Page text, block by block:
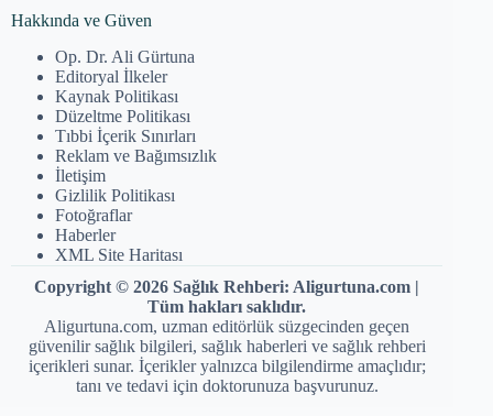
Hakkında ve Güven
Op. Dr. Ali Gürtuna
Editoryal İlkeler
Kaynak Politikası
Düzeltme Politikası
Tıbbi İçerik Sınırları
Reklam ve Bağımsızlık
İletişim
Gizlilik Politikası
Fotoğraflar
Haberler
XML Site Haritası
Copyright © 2026 Sağlık Rehberi: Aligurtuna.com |
Tüm hakları saklıdır.
Aligurtuna.com, uzman editörlük süzgecinden geçen
güvenilir sağlık bilgileri, sağlık haberleri ve sağlık rehberi
içerikleri sunar. İçerikler yalnızca bilgilendirme amaçlıdır;
tanı ve tedavi için doktorunuza başvurunuz.